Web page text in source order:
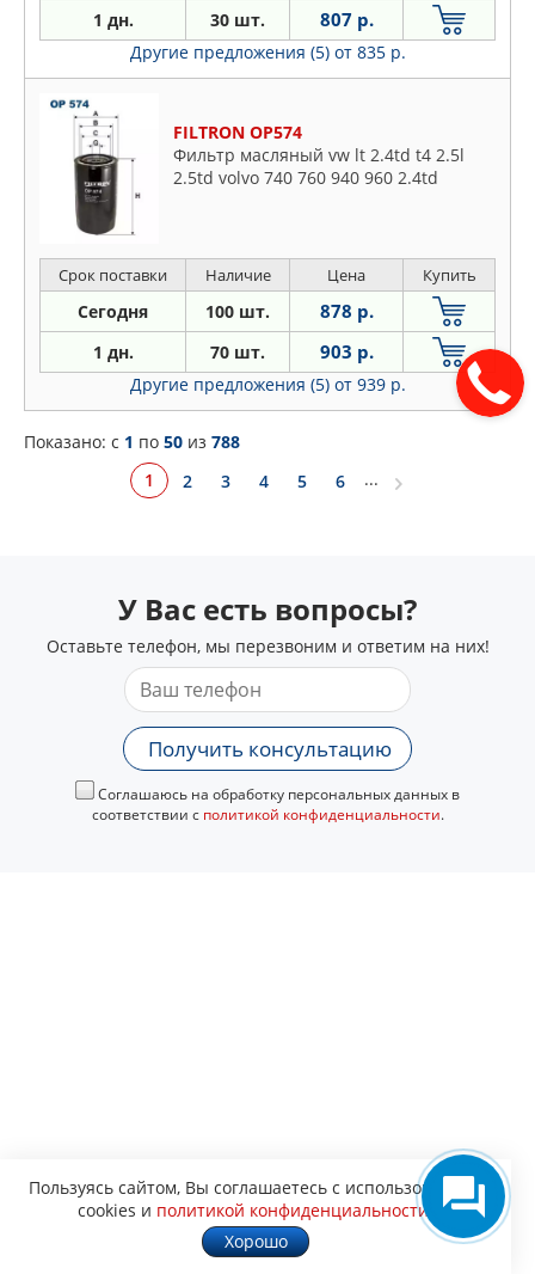
1 дн. 30 шт. 807 р.
Другие предложения (5) от 835 р.
FILTRON OP574
Фильтр масляный vw lt 2.4td t4 2.5l
2.5td volvo 740 760 940 960 2.4td
Срок поставки Наличие Цена Купить
Сегодня 100 шт. 878 р.
1 дн. 70 шт. 903 р.
Другие предложения (5) от 939 р.
Показано: c 1 по 50 из 788
1
2 3 4 5 6 ...
У Вас есть вопросы?
Оставьте телефон, мы перезвоним и ответим на них!
Получить консультацию
Соглашаюсь на обработку персональных данных в
соответствии с политикой конфиденциальности.
Пользуясь сайтом, Вы соглашаетесь с использованием
cookies и политикой конфиденциальности
Хорошо